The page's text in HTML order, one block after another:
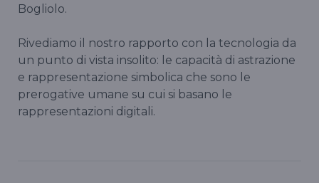
Bogliolo.
Rivediamo il nostro rapporto con la tecnologia da
un punto di vista insolito: le capacità di astrazione
e rappresentazione simbolica che sono le
prerogative umane su cui si basano le
rappresentazioni digitali.